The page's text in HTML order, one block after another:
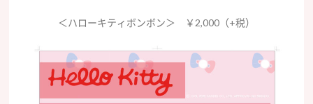
＜ハローキティボンボン＞ ￥2,000（+税）